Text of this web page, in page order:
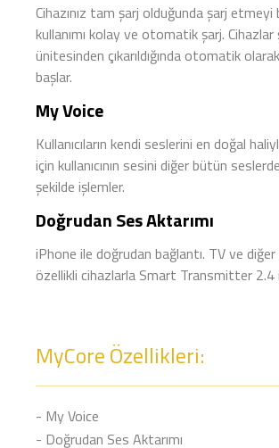
Cihazınız tam şarj olduğunda şarj etmeyi
kullanımı kolay ve otomatik şarj. Cihazlar
ünitesinden çıkarıldığında otomatik
başlar.
My Voice
Kullanıcıların kendi seslerini en doğal
için kullanıcının sesini diğer bütün
şekilde işlemler.
Doğrudan Ses Aktarımı
iPhone ile doğrudan bağlantı. TV ve
özellikli cihazlarla Smart Transmitter 2.4
MyCore Özellikleri:
- My Voice
- Doğrudan Ses Aktarımı